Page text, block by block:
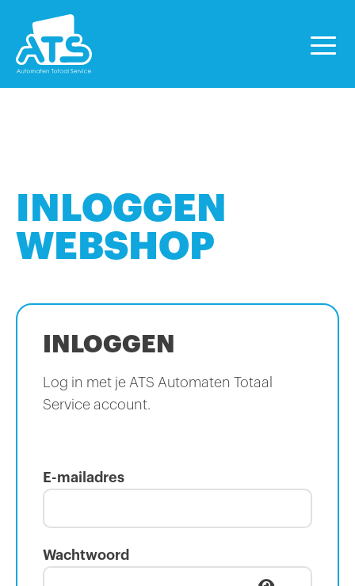
INLOGGEN
WEBSHOP
INLOGGEN
Log in met je ATS Automaten Totaal
Service account.
E-mailadres
Wachtwoord